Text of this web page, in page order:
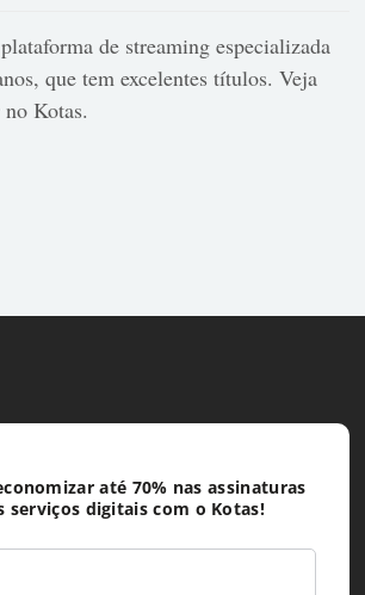
de streaming especializada
que tem excelentes títulos. Veja
Kotas.
até 70% nas assinaturas
serviços digitais com o Kotas!